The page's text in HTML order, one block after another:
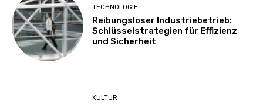
TECHNOLOGIE
Reibungsloser Industriebetrieb:
Schlüsselstrategien für Effizienz
und Sicherheit
KULTUR